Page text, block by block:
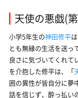
天使の悪戯(
小学5年生の神田修平
とも無縁の生活を送っ
良さに気づいてくれて
を介抱した修平は、「
囲の異性が皆自分に夢
話を信じず、酔っ払い